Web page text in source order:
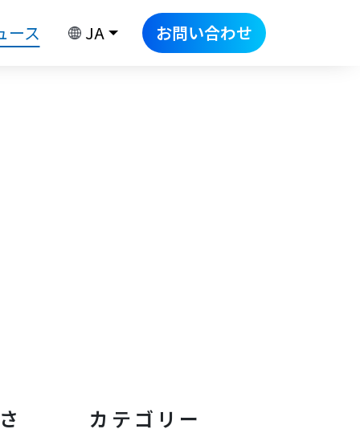
ース JA お問い合わせ
カテゴリー